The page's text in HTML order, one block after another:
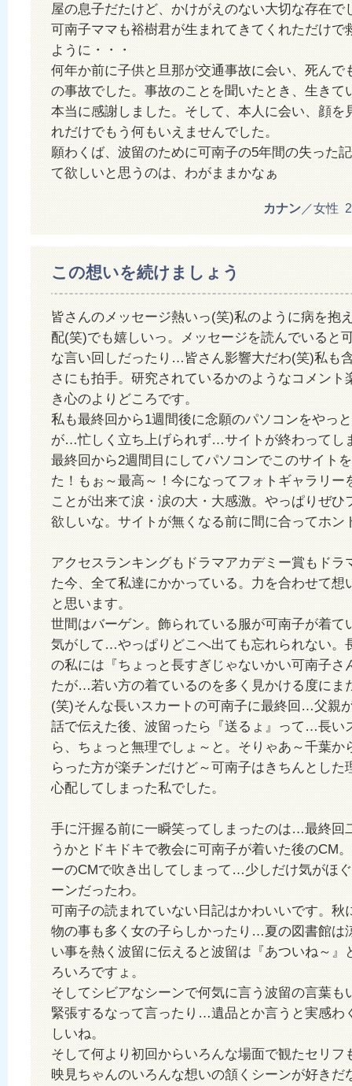
屋の息子だたけど、かけがえのない大切な存在で
可南子ママも裕樹君が生まれてきてくれただけで
ように・・・
何年か前に子供と旦那が交通事故に会い、死んで
の事故でした。事故のことを聞いたとき、生きて
本当に感謝しました。そして、本人に会い、顔を
れだけでもう何もいえませんでした。
願わくば、波留のために可南子の5年間の失った
て欲しいと思うのは、わがままかなぁ
カナン ／女性
この想いを続けましょう
皆さんのメッセージ熱いっ(笑)私のように病を抱
配(笑)でも嬉しいっ。メッセージを読んでいると
な言い回しだったり…皆さん影響大だわ(笑)私も
さにも拍手。研究されているかのようなコメント
き心のよりどころです。
私も最終回から1週間後に念願のパソコンをやっ
が…忙しく立ち上げられず…サイトが終わってし
最終回から2週間目にしてパソコンでこのサイト
た！もぉ～最高～！今になってフォトギャラリー
ことが出来て涙・涙の大・大感激。やっぱりぜひ
欲しいな。サイトが無くなる前に間に合ってホン
アクセスランキングもドラマアカデミー賞もドラ
た今、全て私達にかかっている。力を合わせて想
と思います。
世間はバーゲン。飾られている服が可南子が着て
気がして…やっぱりどこへ出ても忘れられない。
の私には『ちょっと長すぎじゃないかい可南子さ
たが…若い方の着ているのを多く見かける度に
(笑)そんな長いスカートの可南子に最終回…父親
話で伝えた後、波留ったら『送るょ』って…長い
ら、ちょっと無理でしょ～と。そりゃあ～千葉か
らった方が楽チンだけど～可南子はきちんとした
心配してしまった私でした。
手に汗握る前に一瞬笑ってしまったのは…最終回
うかとドキドキで教会に可南子が着いた後のCM
ーのCMで吹き出してしまって…少しだけ気がほ
ーンだったわ。
可南子の読まれていない日記はかわいいです。秋
物の事も多く女の子らしかったり…夏の図書館は
い事を熱く波留に伝えると波留は『あついね～
ろいろですょ。
そしてシビアなシーンで何気に言う波留の言葉も
緊張するなって言ったり…遺品とか言うと実感
しいね。
そして何より初回からいろんな場面で観たセリフ
映見ちゃんのいろんな想いの頷くシーンが好きだ